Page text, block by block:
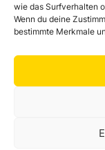
wie das Surfverhalten
Wenn du deine
bestimmte Merkmale
Cookie-Richtlinie (EU)